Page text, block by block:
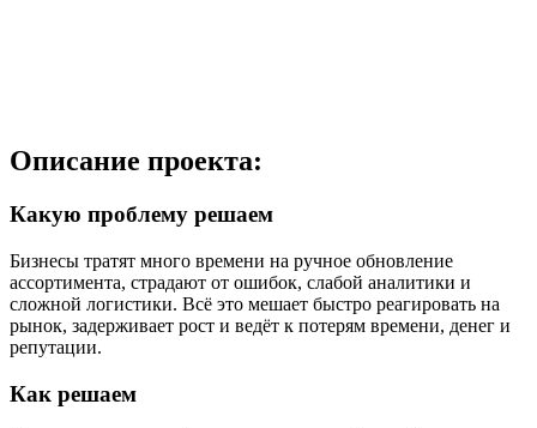
Описание проекта:
Какую проблему решаем
Бизнесы тратят много времени на ручное обновление
ассортимента, страдают от ошибок, слабой аналитики и
сложной логистики. Всё это мешает быстро реагировать на
рынок, задерживает рост и ведёт к потерям времени, денег и
репутации.
Как решаем